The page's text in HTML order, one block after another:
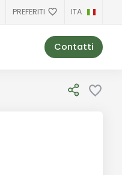
PREFERITI ITA
Contatti